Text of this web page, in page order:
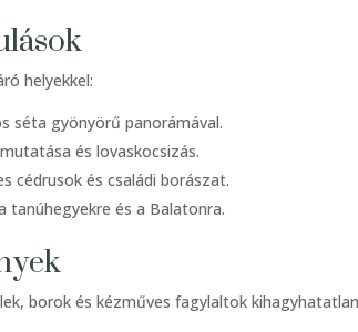
helyekkel:
séta gyönyörű panorámával.
és lovaskocsizás.
cédrusok és családi borászat.
tanúhegyekre és a Balatonra.
borok és kézműves fagylaltok